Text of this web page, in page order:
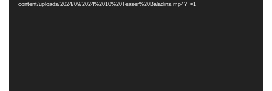
content/uploads/2024/09/2024%2010%20Teaser%20Baladins.mp4?_=1